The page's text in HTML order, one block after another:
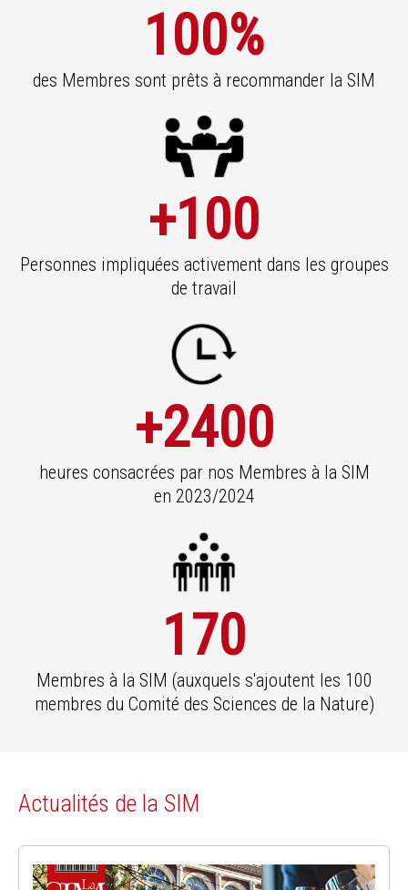
100%
des Membres sont prêts à recommander la SIM
+100
Personnes impliquées activement dans les groupes
de travail
+2400
heures consacrées par nos Membres à la SIM
en 2023/2024
170
Membres à la SIM (auxquels s'ajoutent les 100
membres du Comité des Sciences de la Nature)
Actualités de la SIM